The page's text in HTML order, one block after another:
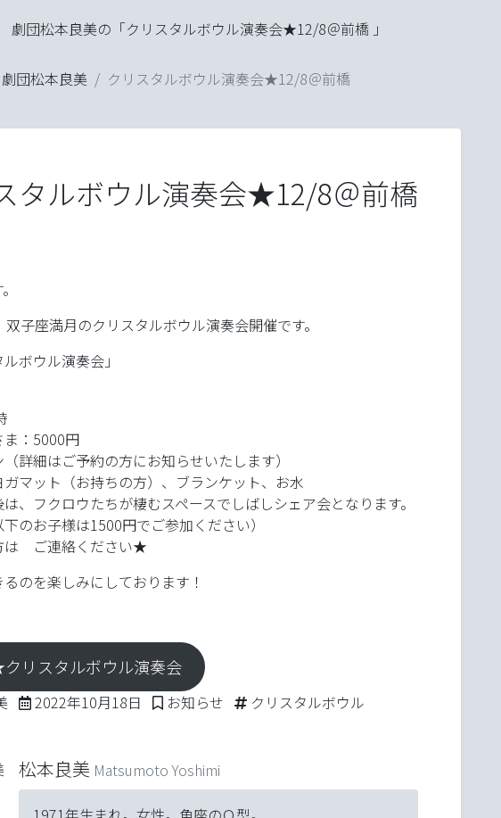
劇団松本良美 クリスタルボウル演奏会★12/8＠前橋
「クリスタルボウル演奏会★12/8＠前橋 」
タルボウル演奏会★12/8＠前橋
子座満月のクリスタルボウル演奏会開催です。
ルボウル演奏会」
：5000円
詳細はご予約の方にお知らせいたします）
マット（お持ちの方）、ブランケット、お水
、フクロウたちが棲むスペースでしばしシェア会となります。
下のお子様は1500円でご参加ください）
は ご連絡ください★
のを楽しみにしております！
リスタルボウル演奏会
2022年10月18日 2022年12月20日
Posted in
お知らせ Tags:
クリスタルボウル
松本良美 Matsumoto Yoshimi
100％「魂」のカタチ オンラインショップ「青空市場」